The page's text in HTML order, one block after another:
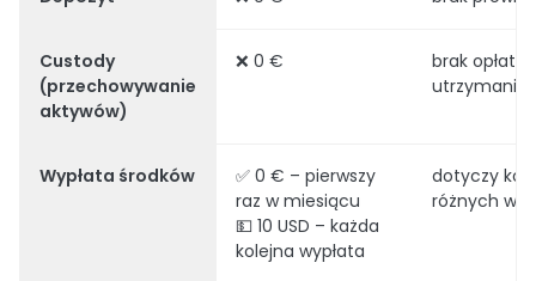
Custody
(przechowywanie
aktywów)
❌ 0 €
brak opłaty
utrzymanie
Wypłata środków
✅ 0 € – pierwszy
raz w miesiącu
💵 10 USD – każda
kolejna wypłata
dotyczy
różnych